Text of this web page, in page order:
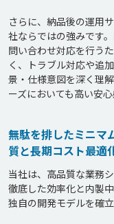
さらに、納品後の運用
社ならではの強みです
問い合わせ対応を行う
く、トラブル対応や追
景・仕様意図を深く理
無駄を排したミニマ
質と長期コスト最適
当社は、高品質な業務
徹底した効率化と内製
独自の開発モデルを確立